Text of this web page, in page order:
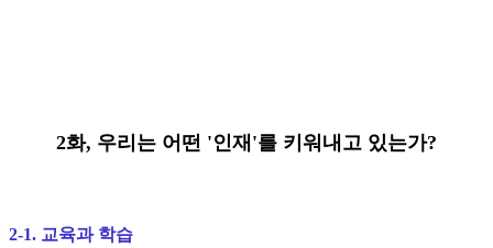
2화, 우리는 어떤 '인재'를 키워내고 있는가?
2-1. 교육과 학습